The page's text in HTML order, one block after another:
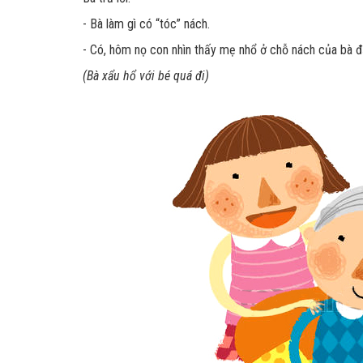
- Bà làm gì có “tóc” nách.
- Có, hôm nọ con nhìn thấy mẹ nhổ ở chỗ nách của bà
(Bà xẩu hổ với bé quá đi)